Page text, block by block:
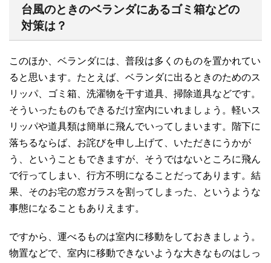
台風のときのベランダにあるゴミ箱などの
対策は？
このほか、ベランダには、普段は多くのものを置かれてい
ると思います。たとえば、ベランダに出るときのためのス
リッパ、ゴミ箱、洗濯物を干す道具、掃除道具などです。
そういったものもできるだけ室内にいれましょう。軽いス
リッパや道具類は簡単に飛んでいってしまいます。階下に
落ちるならば、お詫びを申し上げて、いただきにうかが
う、ということもできますが、そうではないところに飛ん
で行ってしまい、行方不明になることだってあります。結
果、そのお宅の窓ガラスを割ってしまった、というような
事態になることもありえます。
ですから、運べるものは室内に移動をしておきましょう。
物置などで、室内に移動できないような大きなものはしっ